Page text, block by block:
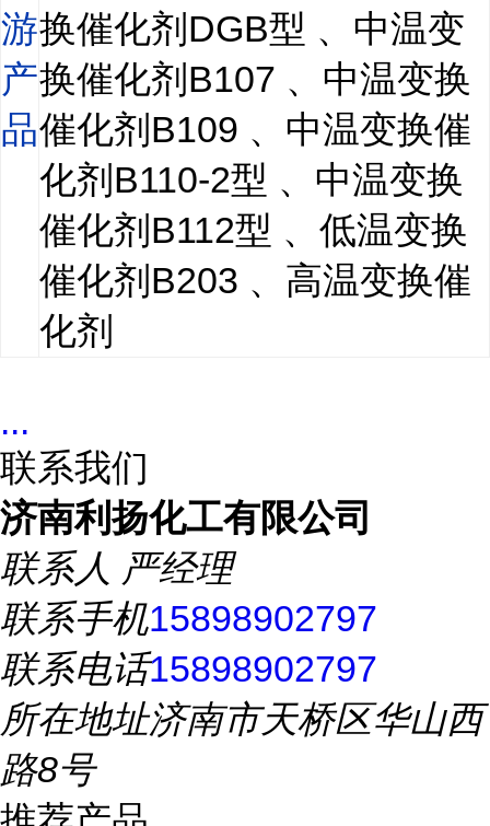
游
产
品
换催化剂DGB型 、中温变
换催化剂B107 、中温变换
催化剂B109 、中温变换催
化剂B110-2型 、中温变换
催化剂B112型 、低温变换
催化剂B203 、高温变换催
化剂
...
联系我们
济南利扬化工有限公司
联系人 严经理
联系手机15898902797
联系电话15898902797
所在地址济南市天桥区华山西
路8号